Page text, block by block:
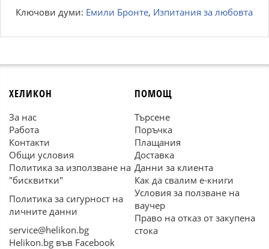
Ключови думи: Емили Бронте, Изпитания за любовта
ХЕЛИКОН
За нас
Работа
Контакти
Общи условия
Политика за използване на
"бисквитки"
Политика за сигурност на
личните данни
service@helikon.bg
Helikon.bg във Facebook
ПОМОЩ
Търсене
Поръчка
Плащания
Доставка
Данни за клиента
Как да свалим е-книги
Условия за ползване на
ваучер
Право на отказ от закупена
стока